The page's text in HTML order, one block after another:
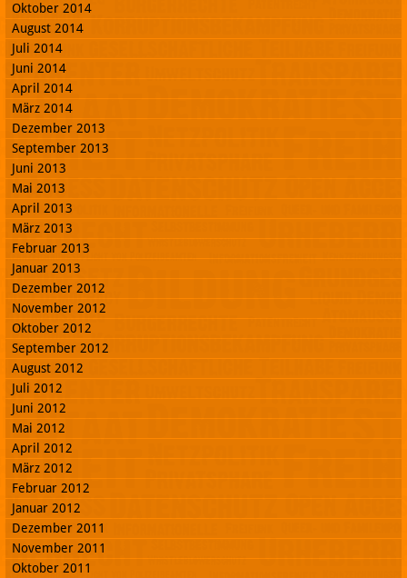
Oktober 2014
August 2014
Juli 2014
Juni 2014
April 2014
März 2014
Dezember 2013
September 2013
Juni 2013
Mai 2013
April 2013
März 2013
Februar 2013
Januar 2013
Dezember 2012
November 2012
Oktober 2012
September 2012
August 2012
Juli 2012
Juni 2012
Mai 2012
April 2012
März 2012
Februar 2012
Januar 2012
Dezember 2011
November 2011
Oktober 2011